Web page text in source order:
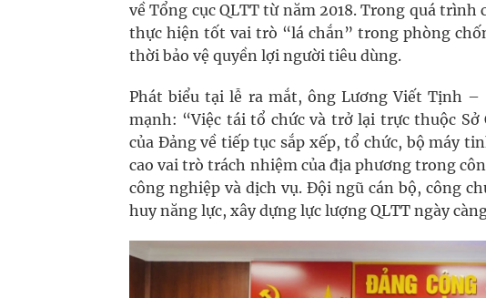
về Tổng cục QLTT từ năm 2018. Trong quá
thực hiện tốt vai trò “lá chắn” trong phòng
thời bảo vệ quyền lợi người tiêu dùng.
Phát biểu tại lễ ra mắt, ông Lương Viết Tịnh –
mạnh: “Việc tái tổ chức và trở lại trực thuộc
của Đảng về tiếp tục sắp xếp, tổ chức, bộ máy
cao vai trò trách nhiệm của địa phương trong
công nghiệp và dịch vụ. Đội ngũ cán bộ, công
huy năng lực, xây dựng lực lượng QLTT ngày